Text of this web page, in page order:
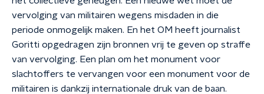
vervolging van militairen wegens misdaden in die
periode onmogelijk maken. En het OM heeft journalist
Goritti opgedragen zijn bronnen vrij te geven op straffe
van vervolging. Een plan om het monument voor
slachtoffers te vervangen voor een monument voor de
militairen is dankzij internationale druk van de baan.